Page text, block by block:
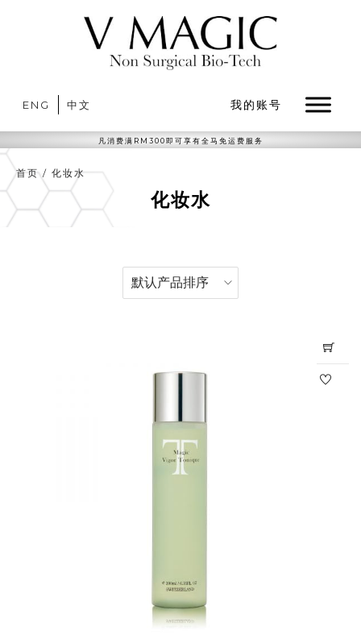
ENG 中文 我的账号
凡消费满RM300即可享有全马免运费服务
首页 / 化妆水
化妆水